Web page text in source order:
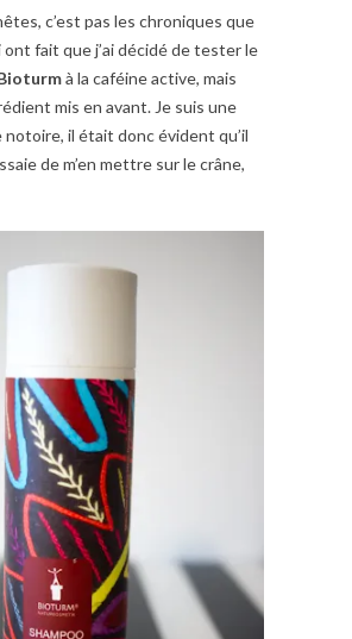
c’est pas les chroniques que
ont fait que j’ai décidé de tester le
à la caféine active, mais
mis en avant. Je suis une
notoire, il était donc évident qu’il
de m’en mettre sur le crâne,